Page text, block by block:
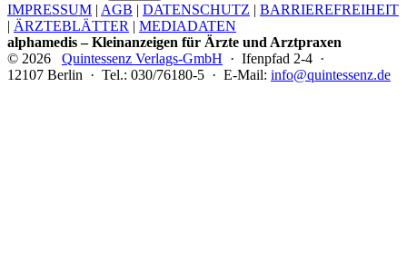
IMPRESSUM | AGB | DATENSCHUTZ | BARRIEREFREIHEIT
| ÄRZTEBLÄTTER | MEDIADATEN
alphamedis – Kleinanzeigen für Ärzte und Arztpraxen
© 2026 Quintessenz Verlags-GmbH · Ifenpfad 2-4 ·
12107 Berlin · Tel.: 030/76180-5 · E-Mail: info@quintessenz.de